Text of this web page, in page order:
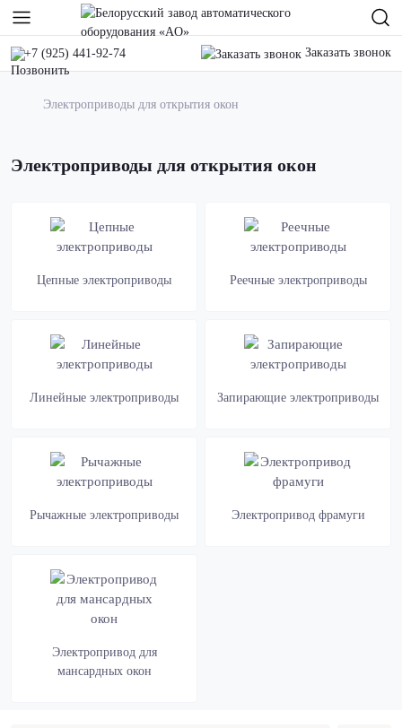
+7 (925) 441-92-74 Заказать звонок
Электроприводы для открытия окон
Электроприводы для открытия окон
Цепные электроприводы Реечные электроприводы
Линейные электроприводы Запирающие электроприводы
Рычажные электроприводы Электропривод фрамуги
Электропривод для
мансардных окон